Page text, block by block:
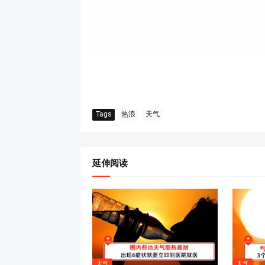
Tags 热浪 天气
延伸阅读
天气 天气